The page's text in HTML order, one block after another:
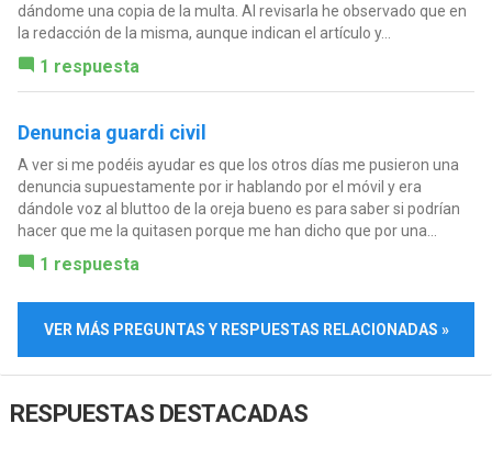
dándome una copia de la multa. Al revisarla he observado que en
la redacción de la misma, aunque indican el artículo y...
1 respuesta
Denuncia guardi civil
A ver si me podéis ayudar es que los otros días me pusieron una
denuncia supuestamente por ir hablando por el móvil y era
dándole voz al bluttoo de la oreja bueno es para saber si podrían
hacer que me la quitasen porque me han dicho que por una...
1 respuesta
VER MÁS PREGUNTAS Y RESPUESTAS RELACIONADAS »
RESPUESTAS DESTACADAS